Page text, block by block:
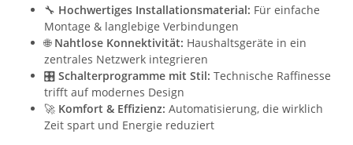
🔧 Hochwertiges Installationsmaterial: Für einfache
Montage & langlebige Verbindungen
🌐 Nahtlose Konnektivität: Haushaltsgeräte in ein
zentrales Netzwerk integrieren
🎛️ Schalterprogramme mit Stil: Technische Raffinesse
trifft auf modernes Design
🚀 Komfort & Effizienz: Automatisierung, die wirklich
Zeit spart und Energie reduziert